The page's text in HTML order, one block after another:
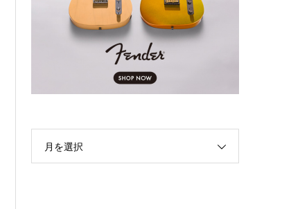
月を選択